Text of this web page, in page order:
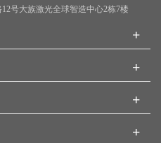
号大族激光全球智造中心2栋7楼
+
+
+
+